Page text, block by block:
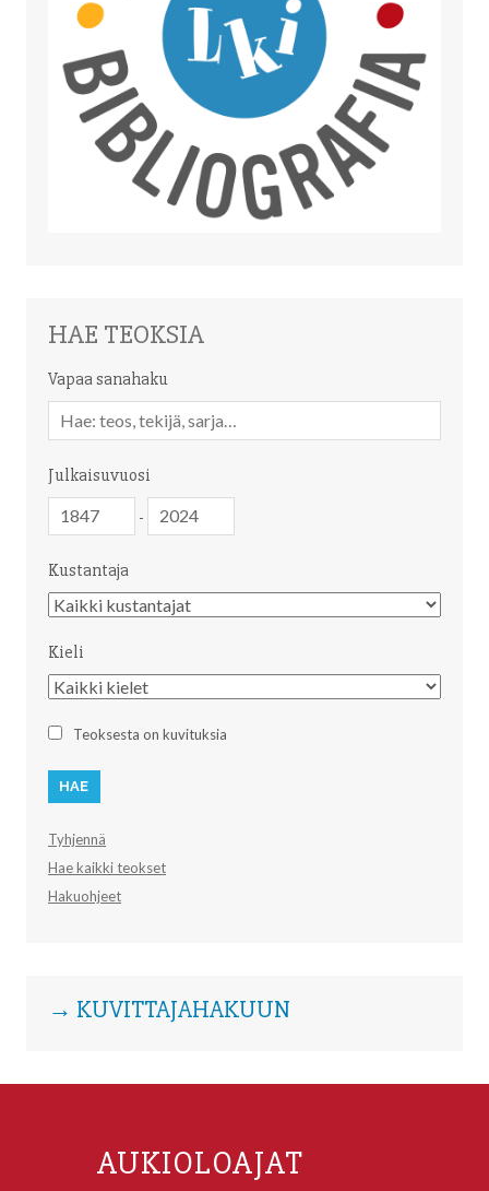
HAE TEOKSIA
Vapaa sanahaku
sanahaku
Julkaisuvuosi
-
Kustantaja
Kustantaja
Kieli
Kieli
Teoksesta on kuvituksia
Tyhjennä
Hae kaikki teokset
Hakuohjeet
→ KUVITTAJAHAKUUN
AUKIOLOAJAT